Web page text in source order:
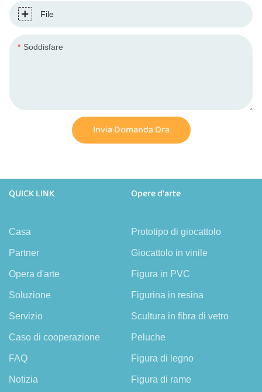
File
Soddisfare
Invia Domanda Ora
QUICK LINK
Casa
Partner
Opera d'arte
Soluzione
Servizio
Caso di cooperazione
FAQ
Notizia
Opere d'arte
Prototipo di giocattolo
Giocattolo in vinile
Figura in PVC
Figurina in resina
Scultura in fibra di vetro
Peluche
Figura di legno
Figura di rame